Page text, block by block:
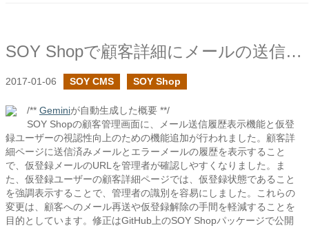
SOY Shopで顧客詳細にメールの送信履歴を表示するようにしました
2017-01-06 SOY CMS SOY Shop
/** Geminiが自動生成した概要 **/
SOY Shopの顧客管理画面に、メール送信履歴表示機能と仮登
録ユーザーの視認性向上のための機能追加が行われました。顧客詳
細ページに送信済みメールとエラーメールの履歴を表示すること
で、仮登録メールのURLを管理者が確認しやすくなりました。ま
た、仮登録ユーザーの顧客詳細ページでは、仮登録状態であること
を強調表示することで、管理者の識別を容易にしました。これらの
変更は、顧客へのメール再送や仮登録解除の手間を軽減することを
目的としています。修正はGitHub上のSOY Shopパッケージで公開